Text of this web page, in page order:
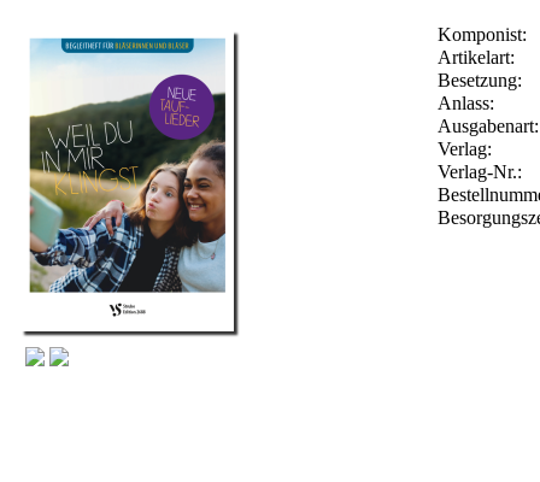
Komponist:
Artikelart:
Besetzung:
Anlass:
Ausgabenart:
Verlag:
Verlag-Nr.: